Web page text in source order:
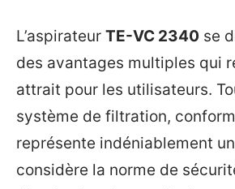
L’aspirateur TE-VC 2340 se
des avantages multiples qui
attrait pour les utilisateurs.
système de filtration,
représente indéniablement un
considère la norme de